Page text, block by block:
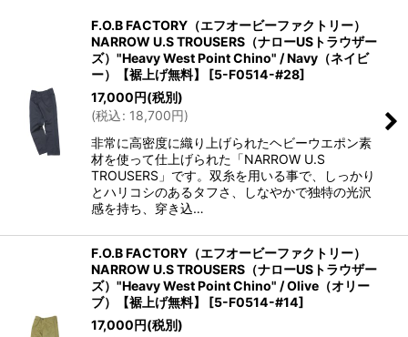
並び順
絞り込む
F.O.B FACTORY（エフオービーファクトリー）
NARROW U.S TROUSERS（ナローUSトラウザー
ズ）"Heavy West Point Chino" / Navy（ネイビ
ー）【裾上げ無料】
[5-F0514-#28]
17,000 円(税別)
(税込: 18,700円)
非常に高密度に織り上げられたヘビーウエポン素
材を使って仕上げられた「NARROW U.S
TROUSERS」です。双糸を用いる事で、しっかり
とハリコシのあるタフさ、しなやかで独特の光沢
感を持ち、穿き込…
F.O.B FACTORY（エフオービーファクトリー）
NARROW U.S TROUSERS（ナローUSトラウザー
ズ）"Heavy West Point Chino" / Olive（オリー
ブ）【裾上げ無料】
[5-F0514-#14]
17,000 円(税別)